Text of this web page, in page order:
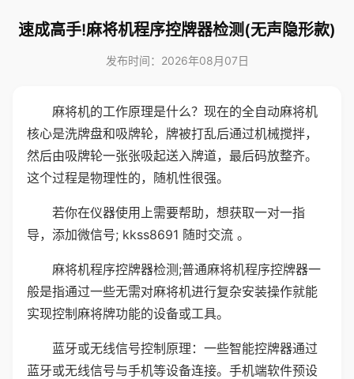
速成高手!麻将机程序控牌器检测(无声隐形款)
发布时间：2026年08月07日
麻将机的工作原理是什么？现在的全自动麻将机
核心是洗牌盘和吸牌轮，牌被打乱后通过机械搅拌，
然后由吸牌轮一张张吸起送入牌道，最后码放整齐。
这个过程是物理性的，随机性很强。
若你在仪器使用上需要帮助，想获取一对一指
导，添加微信号; kkss8691 随时交流 。
麻将机程序控牌器检测;普通麻将机程序控牌器一
般是指通过一些无需对麻将机进行复杂安装操作就能
实现控制麻将牌功能的设备或工具。
蓝牙或无线信号控制原理：一些智能控牌器通过
蓝牙或无线信号与手机等设备连接。手机端软件预设